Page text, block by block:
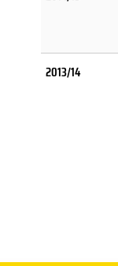
2013/14